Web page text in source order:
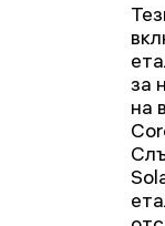
за
на